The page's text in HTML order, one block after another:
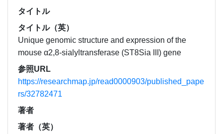
タイトル
タイトル（英）
Unique genomic structure and expression of the
mouse α2,8-sialyltransferase (ST8Sia III) gene
参照URL
https://researchmap.jp/read0000903/published_pape
rs/32782471
著者
著者（英）